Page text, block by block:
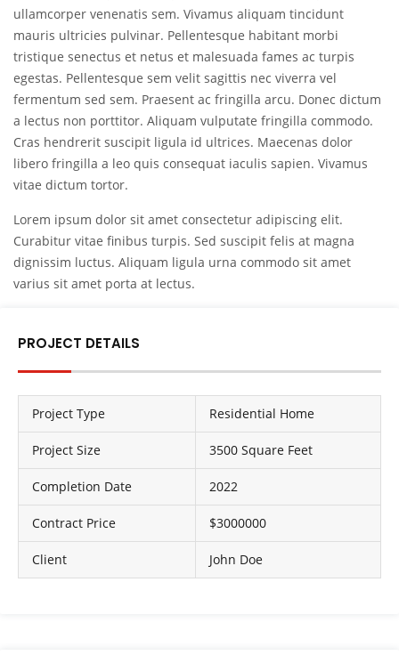
ullamcorper venenatis sem. Vivamus aliquam tincidunt
mauris ultricies pulvinar. Pellentesque habitant morbi
tristique senectus et netus et malesuada fames ac turpis
egestas. Pellentesque sem velit sagittis nec viverra vel
fermentum sed sem. Praesent ac fringilla arcu. Donec dictum
a lectus non porttitor. Aliquam vulputate fringilla commodo.
Cras hendrerit suscipit ligula id ultrices. Maecenas dolor
libero fringilla a leo quis consequat iaculis sapien. Vivamus
vitae dictum tortor.
Lorem ipsum dolor sit amet consectetur adipiscing elit.
Curabitur vitae finibus turpis. Sed suscipit felis at magna
dignissim luctus. Aliquam ligula urna commodo sit amet
varius sit amet porta at lectus.
PROJECT DETAILS
Project Type Residential Home
Project Size 3500 Square Feet
Completion Date 2022
Contract Price $3000000
Client John Doe